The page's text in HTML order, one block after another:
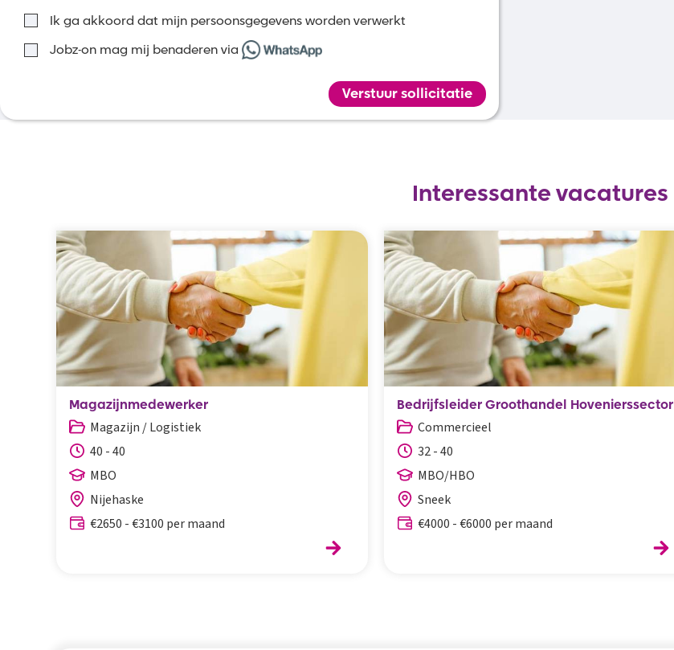
Ik ga akkoord dat mijn persoonsgegevens worden verwerkt
Jobz-on mag mij benaderen via
Verstuur sollicitatie
Interessante vacatures
Magazijnmedewerker
Magazijn / Logistiek
40 - 40
MBO
Nijehaske
€2650 - €3100 per maand
Bedrijfsleider Groothandel Hovenierssector
Commercieel
32 - 40
MBO/HBO
Sneek
€4000 - €6000 per maand